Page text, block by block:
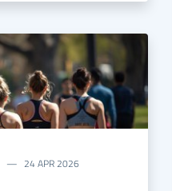
24 APR 2026